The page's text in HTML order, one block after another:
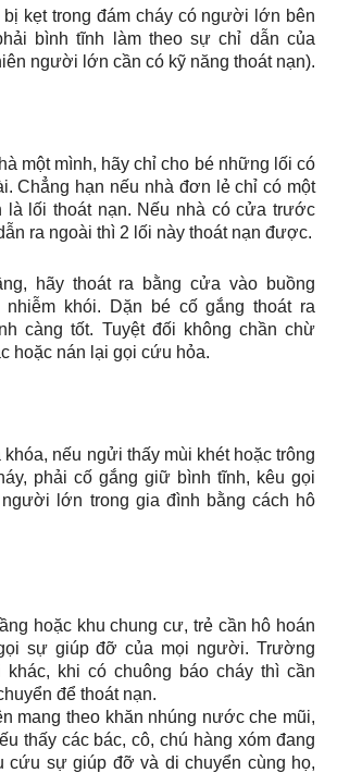
kẹt trong đám cháy có người lớn bên
bình tĩnh làm theo sự chỉ dẫn của
người lớn cần có kỹ năng thoát nạn).
một mình, hãy chỉ cho bé những lối có
Chẳng hạn nếu nhà đơn lẻ chỉ có một
là lối thoát nạn. Nếu nhà có cửa trước
ra ngoài thì 2 lối này thoát nạn được.
hãy thoát ra bằng cửa vào buồng
nhiễm khói. Dặn bé cố gắng thoát ra
càng tốt. Tuyệt đối không chần chừ
hoặc nán lại gọi cứu hỏa.
nếu ngửi thấy mùi khét hoặc trông
phải cố gắng giữ bình tĩnh, kêu gọi
lớn trong gia đình bằng cách hô
hoặc khu chung cư, trẻ cần hô hoán
sự giúp đỡ của mọi người. Trường
khi có chuông báo cháy thì cần
để thoát nạn.
mang theo khăn nhúng nước che mũi,
thấy các bác, cô, chú hàng xóm đang
cứu sự giúp đỡ và di chuyển cùng họ,